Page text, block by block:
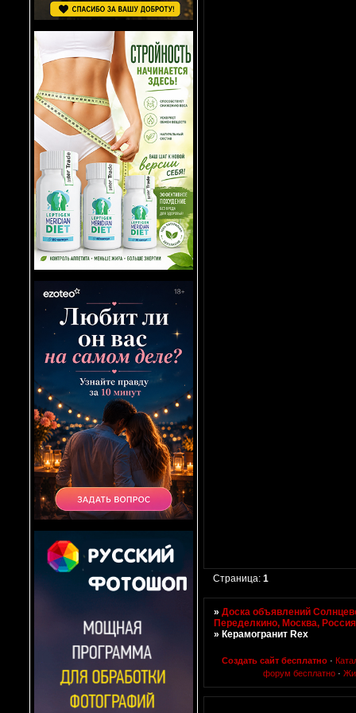
Страница:1
»Доска объявлений
Переделкино, Москва, Россия
»Керамогранит Rex
Создать сайт бесплатно ·
форум бесплатно ·